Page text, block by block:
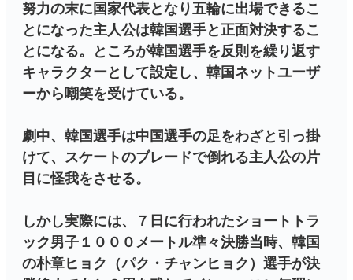
努力の末に国家代表となり五輪に出場できるこ
とになった主人公は韓国選手と正面対決するこ
とになる。ところが韓国選手を反則を繰り返す
キャラクターとして設定し、韓国ネットユーザ
ーから嘲笑を受けている。
劇中、韓国選手は中国選手の足をわざと引っ掛
けて、スケートのブレードで倒れる主人公の片
目に怪我をさせる。
しかし実際には、７日に行われたショートトラ
ック男子１０００メートル準々決勝当時、韓国
の朴章ヒョク（パク・チャンヒョク）選手が決